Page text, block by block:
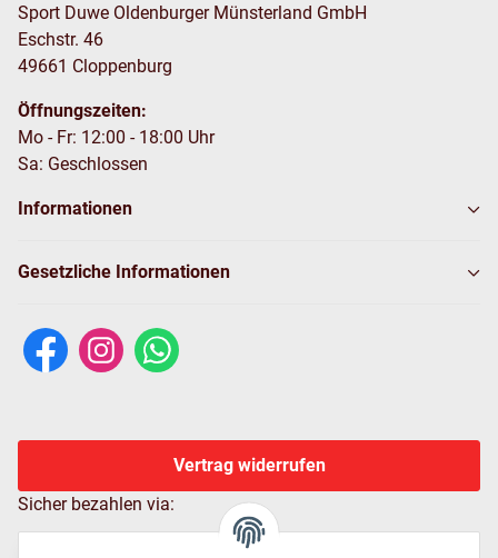
Sport Duwe Oldenburger Münsterland GmbH
Eschstr. 46
49661 Cloppenburg
Öffnungszeiten:
Mo - Fr: 12:00 - 18:00 Uhr
Sa: Geschlossen
Informationen
Gesetzliche Informationen
Vertrag widerrufen
Sicher bezahlen via: